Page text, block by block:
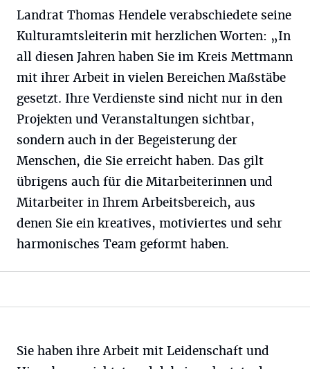
Landrat Thomas Hendele verabschiedete seine
Kulturamtsleiterin mit herzlichen Worten: „In
all diesen Jahren haben Sie im Kreis Mettmann
mit ihrer Arbeit in vielen Bereichen Maßstäbe
gesetzt. Ihre Verdienste sind nicht nur in den
Projekten und Veranstaltungen sichtbar,
sondern auch in der Begeisterung der
Menschen, die Sie erreicht haben. Das gilt
übrigens auch für die Mitarbeiterinnen und
Mitarbeiter in Ihrem Arbeitsbereich, aus
denen Sie ein kreatives, motiviertes und sehr
harmonisches Team geformt haben.
Sie haben ihre Arbeit mit Leidenschaft und